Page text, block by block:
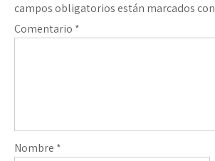
campos obligatorios están marcados con
Comentario *
Nombre *